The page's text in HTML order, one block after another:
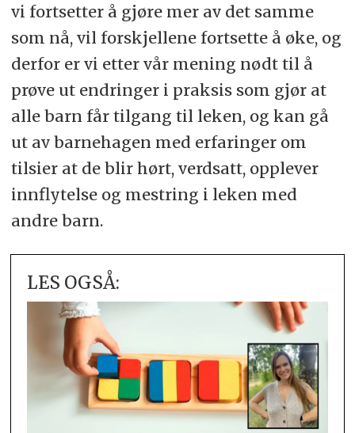
vi fortsetter å gjøre mer av det samme
som nå, vil forskjellene fortsette å øke, og
derfor er vi etter vår mening nødt til å
prøve ut endringer i praksis som gjør at
alle barn får tilgang til leken, og kan gå
ut av barnehagen med erfaringer om
tilsier at de blir hørt, verdsatt, opplever
innflytelse og mestring i leken med
andre barn.
LES OGSÅ: